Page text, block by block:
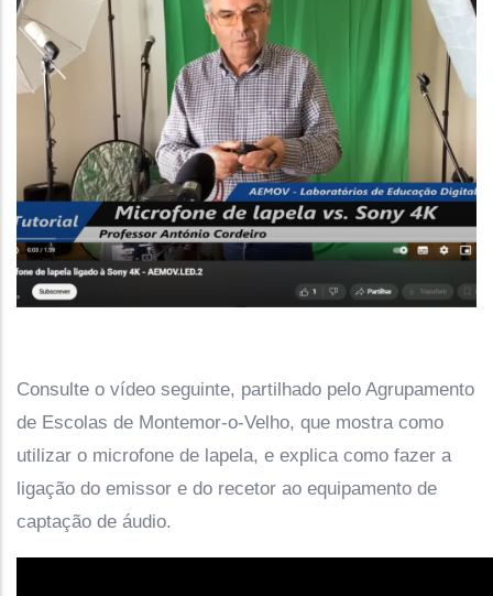
Consulte o vídeo seguinte, partilhado pelo Agrupamento
de Escolas de Montemor-o-Velho, que mostra como
utilizar o microfone de lapela, e explica como fazer a
ligação do emissor e do recetor ao equipamento de
captação de áudio.